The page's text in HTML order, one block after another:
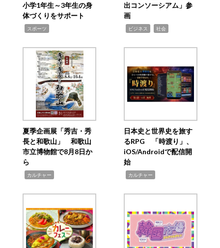
小学1年生～3年生の身
体づくりをサポート
スポーツ
出コンソーシアム」参
画
ビジネス 社会
夏季企画展「秀吉・秀
長と和歌山」 和歌山
市立博物館で8月8日か
ら
カルチャー
日本史と世界史を旅す
るRPG 「時渡り」、
iOS/Androidで配信開
始
カルチャー